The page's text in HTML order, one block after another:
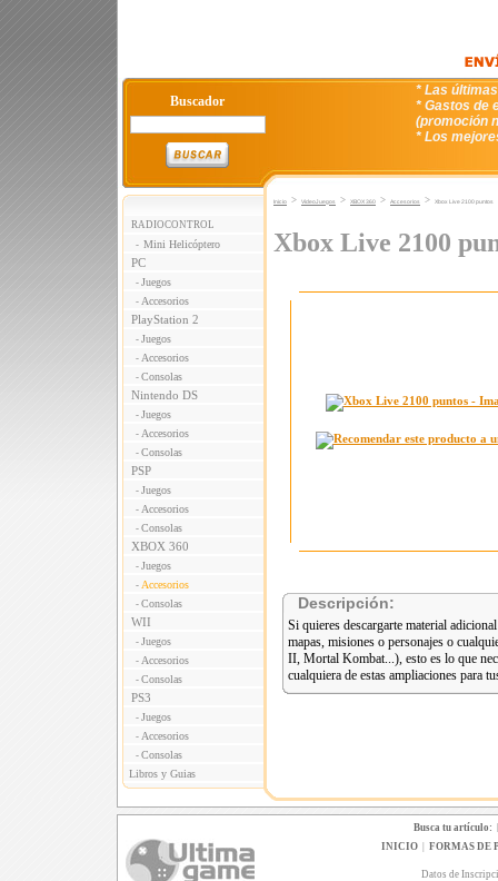
Buscador
* Las
* Gastos de
(promoción
* Los
RADIOCONTROL
- Mini Helicóptero
PC
- Juegos
- Accesorios
PlayStation 2
- Juegos
- Accesorios
- Consolas
Nintendo DS
- Juegos
- Accesorios
- Consolas
PSP
- Juegos
- Accesorios
- Consolas
XBOX 360
- Juegos
- Accesorios
- Consolas
WII
- Juegos
- Accesorios
- Consolas
PS3
- Juegos
- Accesorios
- Consolas
Libros y Guias
Inicio > VideoJuegos > XBOX 360 > Accesorios > Xbox Live 2100 puntos
Xbox Live 2100
Descripción:
Si quieres descargarte material
mapas, misiones o personajes o
II, Mortal Kombat...), esto es lo que
cualquiera de estas ampliaciones para
Busca tu artículo:
INICIO| FORMAS DE
Datos de